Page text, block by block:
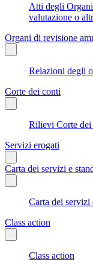
Atti degli
valutazione o
Organi di revisione
Relazioni degli
Corte dei conti
Rilievi Corte dei
Servizi erogati
Carta dei servizi e
Carta dei servizi
Class action
Class action